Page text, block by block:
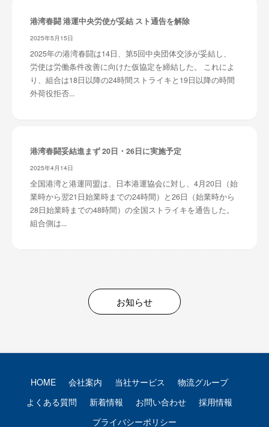
港湾春闘 港運中央労使が妥結 スト通告を解除
2025年5月15日
2025年の港湾春闘は14日、第5回中央団体交渉が妥結し、
労使は労働条件改善に向けた仮協定を締結した。 これによ
り、組合は18日以降の24時間ストライキと19日以降の時間
外荷役拒否...
港湾春闘妥結進まず 20日・26日に実施予定
2025年4月14日
全国港湾と港運同盟は、日本港運協会に対し、4月20日（始
業時から翌21日始業時までの24時間）と26日（始業時から
28日始業時までの48時間）の全国ストライキを通告した。
組合側は...
お知らせ
HOME 会社案内 当社サービス
物流グループ
よくある質問
新着情報 お問い合わせ
採用情報
プライバシーポリシー